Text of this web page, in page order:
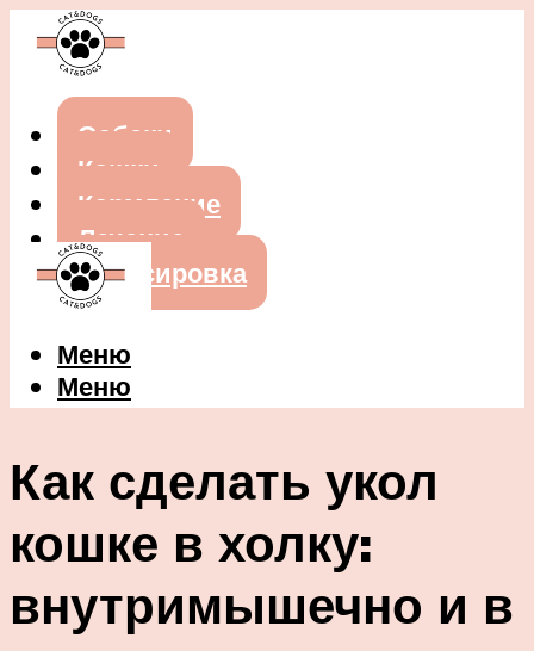
Собаки
Кошки
Кормление
Лечение
Дрессировка
Меню
Меню
Как сделать укол
кошке в холку:
внутримышечно и в